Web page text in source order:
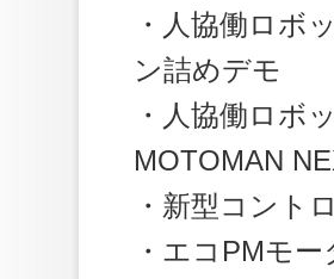
・人協働ロボ
ン詰めデモ
・人協働ロボ
MOTOMAN
・新型コント
・エコPMモ